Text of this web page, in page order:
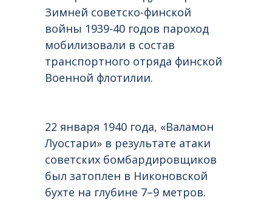
Зимней советско-финской
войны 1939-40 годов пароход
мобилизовали в состав
транспортного отряда финской
Военной флотилии.
22 января 1940 года, «Валамон
Луостари» в результате атаки
советских бомбардировщиков
был затоплен в Никоновской
бухте на глубине 7–9 метров.